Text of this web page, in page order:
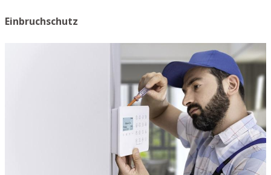
Einbruchschutz